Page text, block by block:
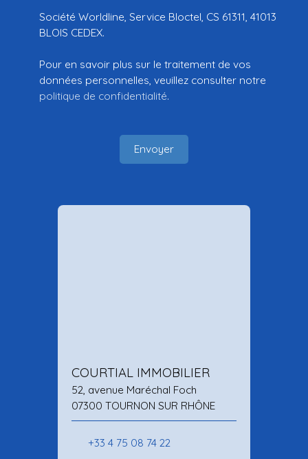
Société Worldline, Service Bloctel, CS 61311, 41013
BLOIS CEDEX.
Pour en savoir plus sur le traitement de vos
données personnelles, veuillez consulter notre
politique de confidentialité.
Envoyer
COURTIAL IMMOBILIER
52, avenue Maréchal Foch
07300 TOURNON SUR RHÔNE
+33 4 75 08 74 22